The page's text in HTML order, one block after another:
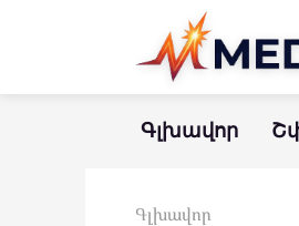
Գլխավոր
Գլխավոր